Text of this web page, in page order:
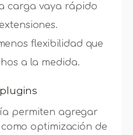
carga vaya rápido
flexibilidad que
a la medida.
permiten agregar
optimización de